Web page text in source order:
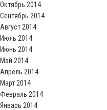
Октябрь 2014
Сентябрь 2014
Август 2014
Июль 2014
Июнь 2014
Май 2014
Апрель 2014
Март 2014
Февраль 2014
Январь 2014